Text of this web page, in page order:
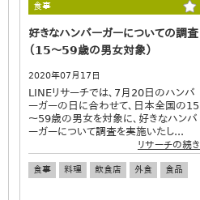
食事
好きなハンバーガーについての調査
（15～59歳の男女対象）
2020年07月17日
LINEリサーチでは、7月20日のハンバ
ーガーの日に合わせて、日本全国の15
～59歳の男女を対象に、好きなハンバ
ーガーについて調査を実施いたし...
リサーチの続き
食事 料理 飲食店 外食 食品